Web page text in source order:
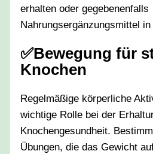
erhalten oder gegebenenfalls
Nahrungsergänzungsmittel
✅Bewegung für
Knochen
Regelmäßige körperliche
wichtige Rolle bei der
Knochengesundheit.
Übungen, die das Gewicht